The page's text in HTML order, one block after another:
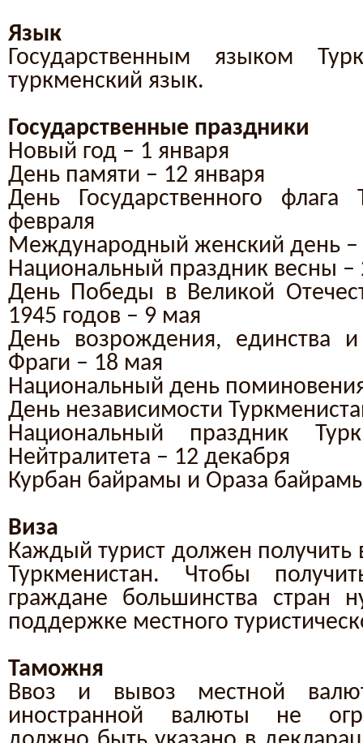
Язык
Государственным языком
туркменский язык.
Государственные праздники
Новый год – 1 января
День памяти – 12 января
День Государственного
февраля
Международный женский день –
Национальный праздник весны –
День Победы в Великой
1945 годов – 9 мая
День возрождения, единства
Фраги – 18 мая
Национальный день
День независимости
Национальный праздник
Нейтралитета – 12 декабря
Курбан байрамы и Ораза
Виза
Каждый турист должен получить
Туркменистан. Чтобы
граждане большинства стран
поддержке местного
Таможня
Ввоз и вывоз местной
иностранной валюты не